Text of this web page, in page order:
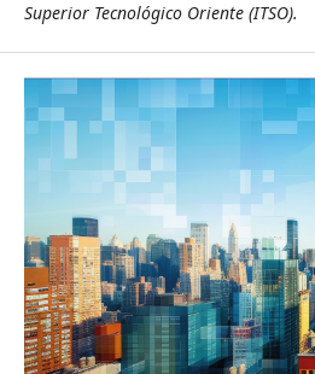
Superior Tecnológico Oriente (ITSO).